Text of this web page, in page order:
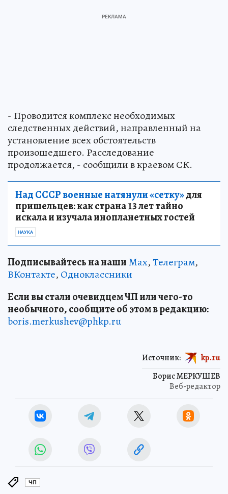
- Проводится комплекс необходимых
следственных действий, направленный на
установление всех обстоятельств
произошедшего. Расследование
продолжается, - сообщили в краевом СК.
Над СССР военные натянули «сетку»для
пришельцев: как страна 13 лет тайно
искала и изучала инопланетных гостей
НАУКА
Подписывайтесь на нашиMax,Телеграм,
ВКонтакте, Одноклассники
Если вы стали очевидцем ЧП или чего-то
необычного, сообщите об этом в редакцию:
boris.merkushev@phkp.ru
Борис МЕРКУШЕВ
Веб-редактор
Источник: kp.ru
ЧП